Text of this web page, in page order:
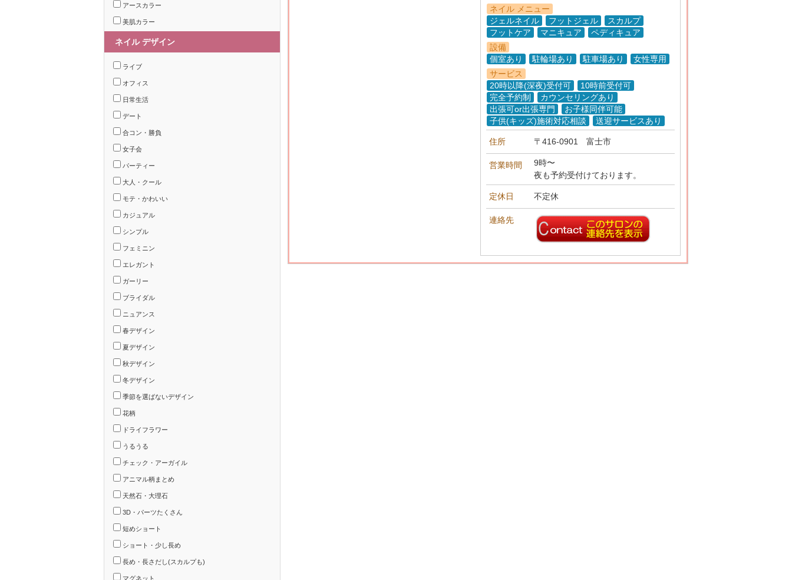
ネイル メニュー
ジェルネイル
フットジェル
スカルプ
フットケア
マニキュア
ペディキュア
設備
個室あり
駐輪場あり 駐車場あり
女性専用
サービス
20時以降(深夜)受付可
10時前受付可
完全予約制
カウンセリングあり
出張可or出張専門
お子様同伴可能
子供(キッズ)施術対応相談
送迎サービスあり
住所 〒416-0901 富士市
営業時間
9時〜
夜も予約受付けております。
定休日 不定休
連絡先
アースカラー
美肌カラー
ネイル デザイン
ライブ
オフィス
日常生活
デート
合コン・勝負
女子会
パーティー
大人・クール
モテ・かわいい
カジュアル
シンプル
フェミニン
エレガント
ガーリー
ブライダル
ニュアンス
春デザイン
夏デザイン
秋デザイン
冬デザイン
季節を選ばないデザイン
花柄
ドライフラワー
うるうる
チェック・アーガイル
アニマル柄まとめ
天然石・大理石
3D・パーツたくさん
短めショート
ショート・少し長め
長め・長さだし(スカルプも)
マグネット